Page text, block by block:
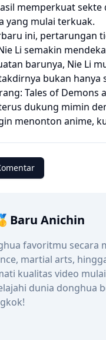
memperkuat
yang mulai terkuak.
ini, pertarungan
Li semakin
barunya, Nie Li
bukan
Tales of Demons
dukung mimin
menonton anime,
Anichin
favoritmu secara
martial arts,
kualitas video
dunia donghua